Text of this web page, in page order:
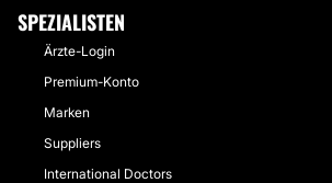
SPEZIALISTEN
Ärzte-Login
Premium-Konto
Marken
Suppliers
International Doctors